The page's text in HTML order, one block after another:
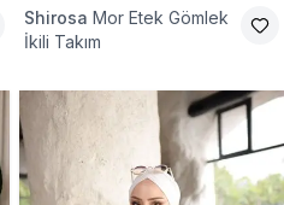
Shirosa Mor Etek Gömlek
İkili Takım